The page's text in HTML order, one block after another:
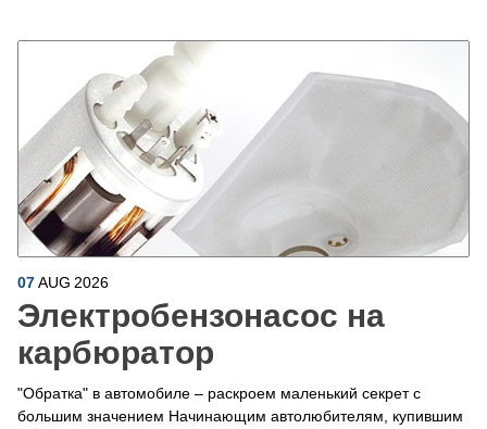
07AUG 2026
Электробензонасос на
карбюратор
"Обратка" в автомобиле – раскроем маленький секрет с
большим значением Начинающим автолюбителям, купившим